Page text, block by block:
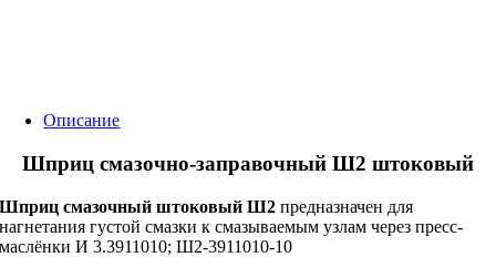
Описание
Шприц смазочно-заправочный Ш2 штоковый
Шприц смазочный штоковый Ш2 предназначен для
нагнетания густой смазки к смазываемым узлам через пресс-
маслёнки И 3.3911010; Ш2-3911010-10